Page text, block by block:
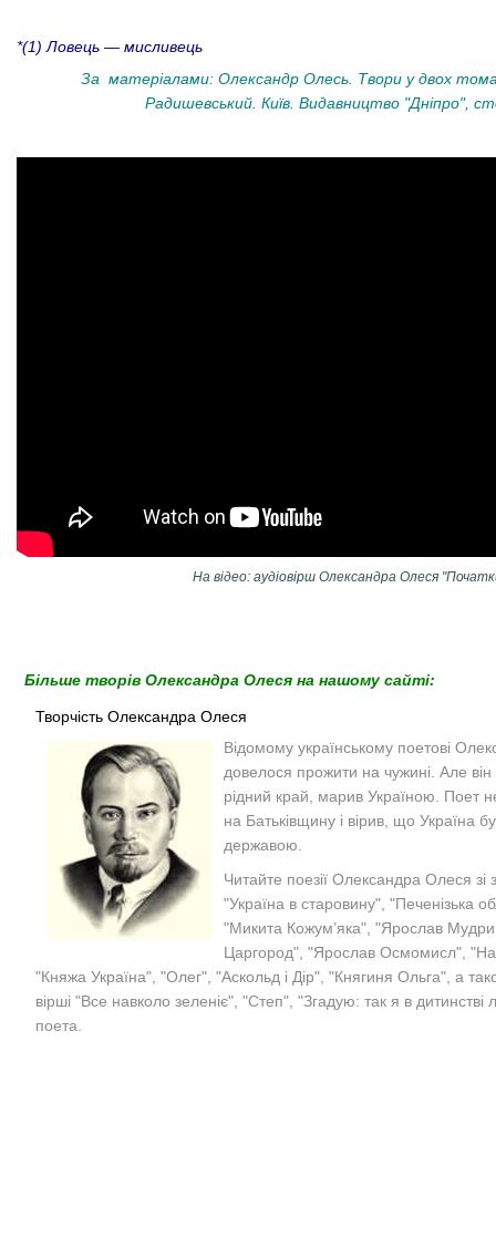
*(1) Ловець — мисливець
За матеріалами: Олександр Олесь. Твори у двох
Радишевський. Київ. Видавництво "Дніпро",
На відео: аудіовірш Олександра Олеся
Більше творів Олександра Олеся на нашому сайті:
Творчість Олександра Олеся
Відомому українському поетові
довелося прожити на чужині. Але
рідний край, марив Україною. Поет
на Батьківщину і вірив, що Україна
державою.
Читайте поезії Олександра Олеся зі
"Україна в старовину", "Печенізька
"Микита Кожум’яка", "Ярослав
Царгород", "Ярослав Осмомисл",
"Княжа Україна", "Олег", "Аскольд і Дір", "Княгиня Ольга", а
вірші "Все навколо зеленіє", "Степ", "Згадую: так я в дитинстві
поета.